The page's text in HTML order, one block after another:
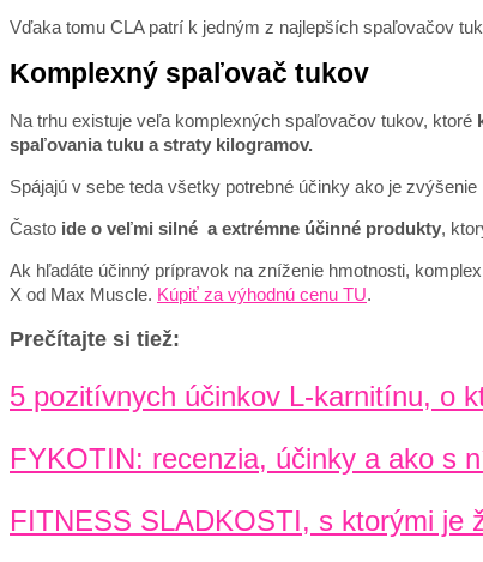
Vďaka tomu CLA patrí k jedným z najlepších spaľovačov
Komplexný spaľovač tukov
Na trhu existuje veľa komplexných spaľovačov tukov, ktoré
spaľovania tuku a straty kilogramov.
Spájajú v sebe teda všetky potrebné účinky ako je
Často ide o veľmi silné a extrémne účinné produkty,
Ak hľadáte účinný prípravok na zníženie hmotnosti,
X od Max Muscle. Kúpiť za výhodnú cenu TU.
Prečítajte si tiež:
5 pozitívnych účinkov L-karnitínu, o
FYKOTIN: recenzia, účinky a ako s
FITNESS SLADKOSTI, s ktorými je